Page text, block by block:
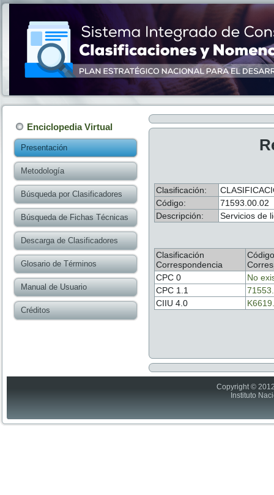
Enciclopedia Virtual
Presentación
Metodología
Búsqueda por Clasificadores
Búsqueda de Fichas Técnicas
Descarga de Clasificadores
Glosario de Términos
Manual de Usuario
Créditos
Clasificación:
Código:
71593.00.02
Descripción:
Servicios de
Clasificación
Correspondencia
Código
CPC 0
No
CPC 1.1
CIIU 4.0
Copyright ©
Instituto